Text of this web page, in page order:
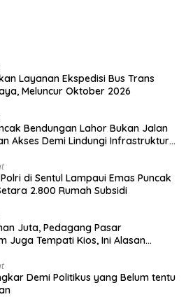
Layanan Ekspedisi Bus Trans
Meluncur Oktober 2026
Bendungan Lahor Bukan Jalan
Akses Demi Lindungi Infrastruktur
di Sentul Lampaui Emas Puncak
2.800 Rumah Subsidi
Juta, Pedagang Pasar
Juga Tempati Kios, Ini Alasan
Demi Politikus yang Belum tentu